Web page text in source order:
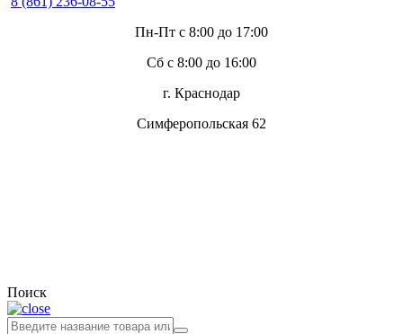
Пн-Пт с 8:00 до 17:00
Сб с 8:00 до 16:00
г. Краснодар
Симферопольская 62
Поиск